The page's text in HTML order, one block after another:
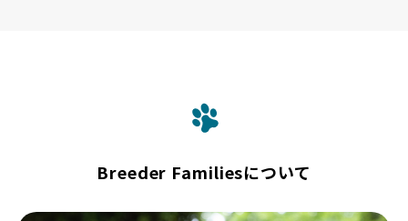
Breeder Familiesについて